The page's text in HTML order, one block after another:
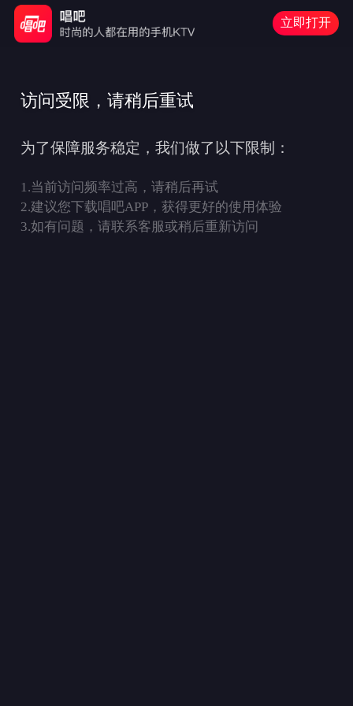
立即打开
访问受限，请稍后重试
为了保障服务稳定，我们做了以下限制：
1.当前访问频率过高，请稍后再试
2.建议您下载唱吧APP，获得更好的使用体验
3.如有问题，请联系客服或稍后重新访问